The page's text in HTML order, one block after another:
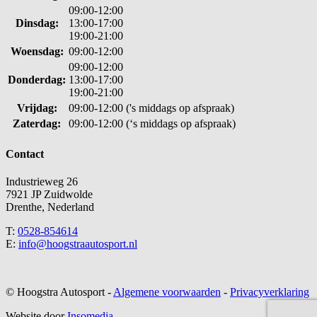
Dinsdag:
09:00-12:00
13:00-17:00
19:00-21:00
Woensdag: 09:00-12:00
Donderdag:
09:00-12:00
13:00-17:00
19:00-21:00
Vrijdag:
09:00-12:00 ('s middags op afspraak)
Zaterdag:
09:00-12:00 (‘s middags op afspraak)
Contact
Industrieweg 26
7921 JP Zuidwolde
Drenthe, Nederland
T: 0528-854614
E: info@hoogstraautosport.nl
© Hoogstra Autosport - Algemene voorwaarden - Privacyverklaring